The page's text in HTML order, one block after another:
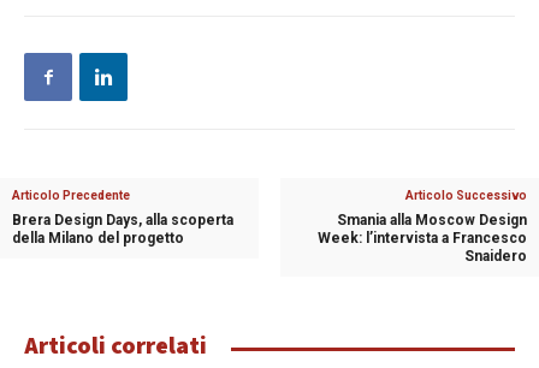
Articolo Precedente
Brera Design Days, alla scoperta
della Milano del progetto
Articolo Successivo
Smania alla Moscow Design
Week: l’intervista a Francesco
Snaidero
Articoli correlati